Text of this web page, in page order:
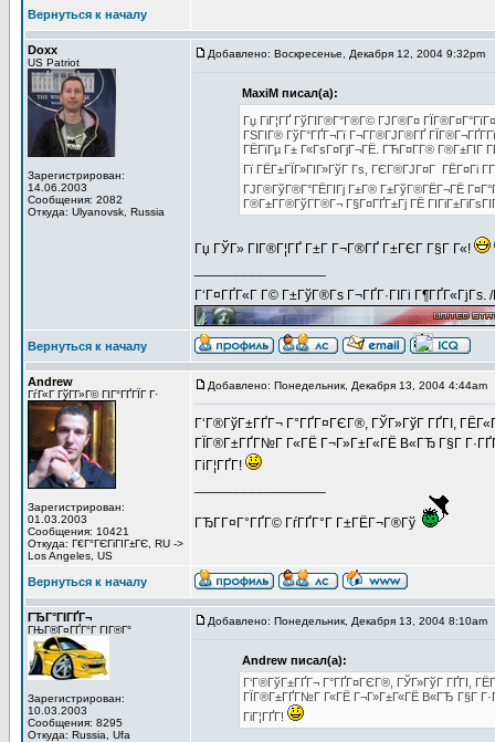
Вернуться к началу
Doxx
US Patriot
Зарегистрирован:
14.06.2003
Сообщения: 2082
Откуда: Ulyanovsk, Russia
Добавлено: Воскресенье, Декабря 12, 2004 9:32pm
MaxiM писал(а):
Гџ ГіГ¦ГҐ ГўГІГ®Г°Г®Г© ГЈГ®Г¤
ГЅГІГ® ГўГ°ГҐГ¬Гї Г¬Г­Г®ГЈГ®ГҐ
ГЁГїГµ Г± Г«ГѕГ¤ГјГ¬ГЁ. ГЋГ¤Г­Г® Г®Г±ГІГ
Гї ГЁГ±ГЇГ»ГІГ»ГўГ Гѕ, ГЄГ®ГЈГ¤Г ГЁГ¤Гі
ГЈГ®ГўГ®Г°ГЁГІГј Г±Г® Г±ГўГ®ГЁГ¬ГЁ
Г®Г±Г­Г®ГўГ­Г®Г¬ Г§Г¤ГҐГ±Гј ГЁ
Гџ ГЎГ» ГІГ®Г¦ГҐ Г±Г Г¬Г®ГҐ Г±ГЄГ Г§Г Г«!
Г‘Г¤ГҐГ«Г Г© Г±ГўГ®Гѕ Г¬ГҐГ·ГІГі Г¶ГҐГ«ГјГѕ.
Вернуться к началу
Andrew
ГѓГ«Г ГўГ­Г»Г© ГІГ°ГҐГЇГ Г·
Зарегистрирован:
01.03.2003
Сообщения: 10421
Откуда: Г€Г°ГЄГіГІГ±ГЄ, RU ->
Los Angeles, US
Добавлено: Понедельник, Декабря 13, 2004 4:44am
Г‘Г®ГўГ±ГҐГ¬ Г°ГҐГ¤ГЄГ®, ГЎГ»ГўГ ГҐГІ,
ГЇГ®Г±ГҐГ№Г Г«ГЁ Г¬Г»Г±Г«ГЁ В«ГЂ Г§Г
ГіГ¦ГҐГ­!
ГЂГ­Г¤Г°ГҐГ© ГѓГҐГ°Г Г±ГЁГ¬Г®Гў
Вернуться к началу
ГЂГ°ГІГҐГ¬
ГЊГ®Г¤ГҐГ°Г ГІГ®Г°
Зарегистрирован:
10.03.2003
Сообщения: 8295
Откуда: Russia, Ufa
Добавлено: Понедельник, Декабря 13, 2004 8:10am
Andrew писал(а):
Г‘Г®ГўГ±ГҐГ¬ Г°ГҐГ¤ГЄГ®, ГЎГ»ГўГ ГҐГІ,
ГЇГ®Г±ГҐГ№Г Г«ГЁ Г¬Г»Г±Г«ГЁ В«ГЂ Г§Г
ГіГ¦ГҐГ­!